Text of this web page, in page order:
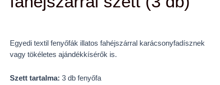
Egyedi textil fenyőfák illatos fahéjszárral karácsonyfadísznek
vagy tökéletes ajándékkísérők is.
Szett tartalma: 3 db fenyőfa